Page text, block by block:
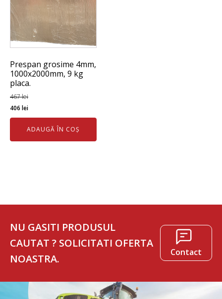
Prespan grosime 4mm,
1000x2000mm, 9 kg
placa.
467lei
Prețul
inițial
fost:
406 leiPrețul
curent
este:
406 lei.
ADAUGĂ ÎN COȘ
NU GASITI PRODUSUL
CAUTAT ? SOLICITATI OFERTA
NOASTRA.
Contact